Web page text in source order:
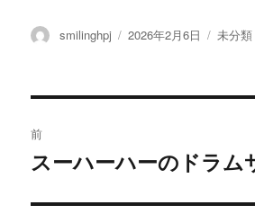
投
smilinghpj
投
2026年2月6日
カ
リ
未分類
稿
前
過
スーハーハーのドラム